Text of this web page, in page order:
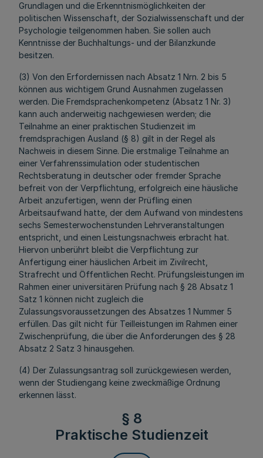
Grundlagen und die Erkenntnismöglichkeiten der
politischen Wissenschaft, der Sozialwissenschaft und der
Psychologie teilgenommen haben. Sie sollen auch
Kenntnisse der Buchhaltungs- und der Bilanzkunde
besitzen.
(3) Von den Erfordernissen nach Absatz 1 Nrn. 2 bis 5
können aus wichtigem Grund Ausnahmen zugelassen
werden. Die Fremdsprachenkompetenz (Absatz 1 Nr. 3)
kann auch anderweitig nachgewiesen werden; die
Teilnahme an einer praktischen Studienzeit im
fremdsprachigen Ausland (§ 8) gilt in der Regel als
Nachweis in diesem Sinne. Die erstmalige Teilnahme an
einer Verfahrenssimulation oder studentischen
Rechtsberatung in deutscher oder fremder Sprache
befreit von der Verpflichtung, erfolgreich eine häusliche
Arbeit anzufertigen, wenn der Prüfling einen
Arbeitsaufwand hatte, der dem Aufwand von mindestens
sechs Semesterwochenstunden Lehrveranstaltungen
entspricht, und einen Leistungsnachweis erbracht hat.
Hiervon unberührt bleibt die Verpflichtung zur
Anfertigung einer häuslichen Arbeit im Zivilrecht,
Strafrecht und Öffentlichen Recht. Prüfungsleistungen im
Rahmen einer universitären Prüfung nach § 28 Absatz 1
Satz 1 können nicht zugleich die
Zulassungsvoraussetzungen des Absatzes 1 Nummer 5
erfüllen. Das gilt nicht für Teilleistungen im Rahmen einer
Zwischenprüfung, die über die Anforderungen des § 28
Absatz 2 Satz 3 hinausgehen.
(4) Der Zulassungsantrag soll zurückgewiesen werden,
wenn der Studiengang keine zweckmäßige Ordnung
erkennen lässt.
§ 8
Praktische Studienzeit